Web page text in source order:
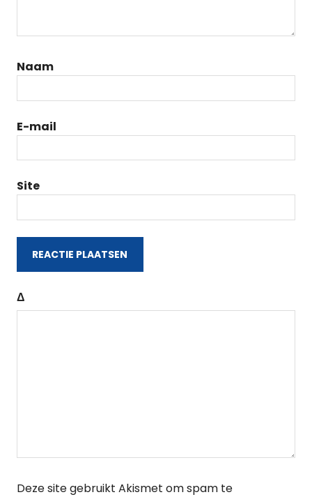
Naam
E-mail
Site
Δ
Deze site gebruikt Akismet om spam te